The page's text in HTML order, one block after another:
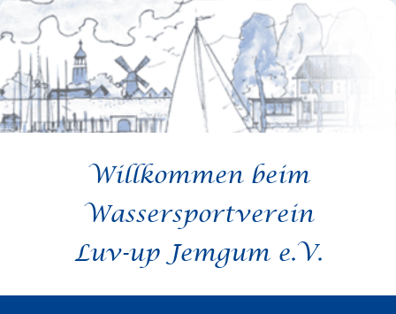
Inhalt
springen
Willkommen beim
Wassersportverein
Luv-up Jemgum e.V.